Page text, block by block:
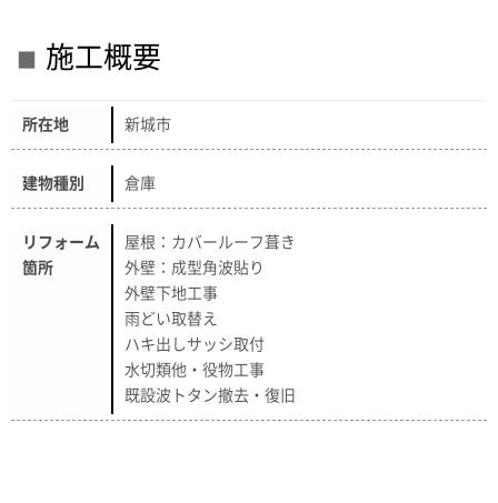
施工概要
所在地 新城市
建物種別 倉庫
リフォーム
箇所
屋根：カバールーフ葺き
外壁：成型角波貼り
外壁下地工事
雨どい取替え
ハキ出しサッシ取付
水切類他・役物工事
既設波トタン撤去・復旧